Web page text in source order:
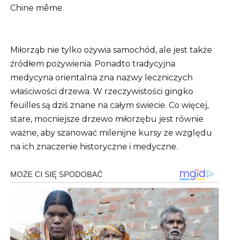
Chine même.
Miłorząb nie tylko ożywia samochód, ale jest także
źródłem pożywienia. Ponadto tradycyjna
medycyna orientalna zna nazwy leczniczych
właściwości drzewa. W rzeczywistości gingko
feuilles są dziś znane na całym świecie. Co więcej,
stare, mocniejsze drzewo miłorzębu jest równie
ważne, aby szanować milenijne kursy ze względu
na ich znaczenie historyczne i medyczne.